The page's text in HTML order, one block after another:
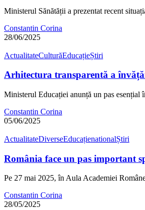
Ministerul Sănătății a prezentat recent
Constantin Corina
28/06/2025
ActualitateCulturăEducațieȘtiri
Arhitectura transparentă a
Ministerul Educației anunță un pas
Constantin Corina
05/06/2025
ActualitateDiverseEducațienationalȘtiri
România face un pas important
Pe 27 mai 2025, în Aula Academiei
Constantin Corina
28/05/2025